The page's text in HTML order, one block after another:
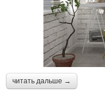
читать дальше →